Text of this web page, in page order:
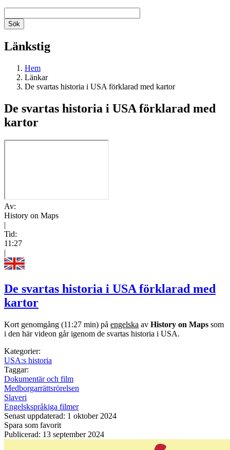
Länkstig
Hem
Länkar
De svartas historia i USA förklarad med kartor
De svartas historia i USA förklarad med
kartor
Av:
History on Maps
|
Tid:
11:27
|
De svartas historia i USA förklarad med
kartor
Kort genomgång (11:27 min) på engelska av History on Maps som
i den här videon går igenom de svartas historia i USA.
Kategorier:
USA:s historia
Taggar:
Dokumentär och film
Medborgarrättsrörelsen
Slaveri
Engelskspråkiga filmer
Senast uppdaterad: 1 oktober 2024
Spara som favorit
Publicerad: 13 september 2024